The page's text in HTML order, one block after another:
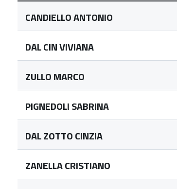
CANDIELLO ANTONIO
DAL CIN VIVIANA
ZULLO MARCO
PIGNEDOLI SABRINA
DAL ZOTTO CINZIA
ZANELLA CRISTIANO